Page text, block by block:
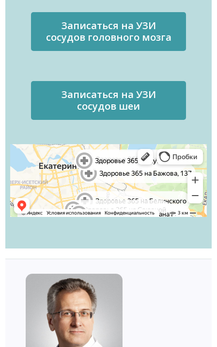
Записаться на УЗИ
сосудов головного мозга
Записаться на УЗИ
сосудов шеи